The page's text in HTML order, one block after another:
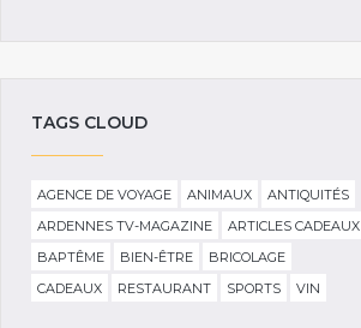
TAGS CLOUD
AGENCE DE VOYAGE ANIMAUX
ANTIQUITÉS
ARDENNES TV-MAGAZINE
ARTICLES CADEAUX
BAPTÊME
BIEN-ÊTRE
BRICOLAGE
CADEAUX
RESTAURANT SPORTS VIN